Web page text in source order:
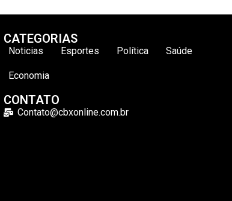
CATEGORIAS
Noticias Esportes Política Saúde
Economia
CONTATO
Contato@cbxonline.com.br